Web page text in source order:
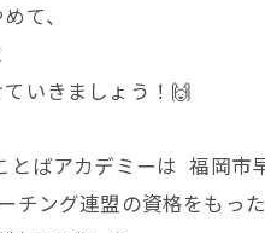
て、
いきましょう！🙌
ばアカデミーは 福岡市
チング連盟の資格をもっ